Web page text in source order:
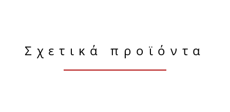
Σχετικά προϊόντα